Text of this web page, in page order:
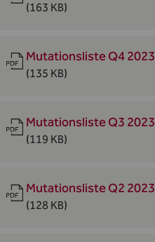
(163 KB)
Mutationsliste Q4 2023
(135 KB)
Mutationsliste Q3 2023
(119 KB)
Mutationsliste Q2 2023
(128 KB)